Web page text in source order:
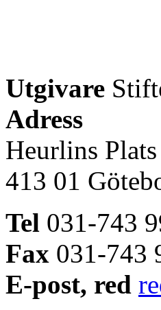
Utgivare
Adress
Heurlins Plats
413 01
Tel 031-743
Fax 031-743
E-post, red